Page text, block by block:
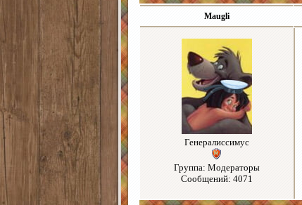
Maugli
Генералиссимус
Группа: Модераторы
Сообщений: 4071